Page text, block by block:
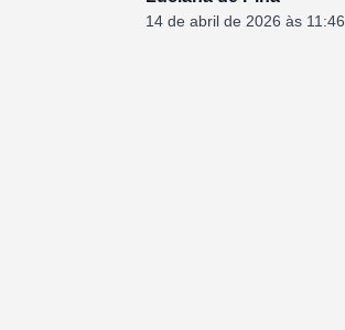
14 de abril de 2026 às 11:46